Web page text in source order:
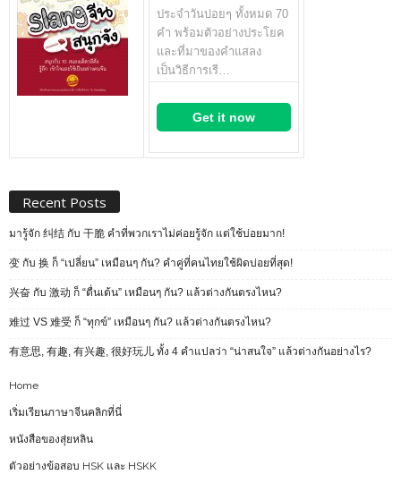
ประจำวันบ่อยๆ ทั้งหมด 70
คำ พร้อมตัวอย่างประโยค
และที่มาของคำแสลง
เป็นวิธีการเรี…
Get it now
Recent Posts
มารู้จัก 纠结 กับ 干脆 คำที่พวกเราไม่ค่อยรู้จัก แต่ใช้บ่อยมาก!
变 กับ 换 ก็ “เปลี่ยน” เหมือนๆ กัน? คำคู่ที่คนไทยใช้ผิดบ่อยที่สุด!
兴奋 กับ 激动 ก็ “ตื่นเต้น” เหมือนๆ กัน? แล้วต่างกันตรงไหน?
难过 VS 难受 ก็ “ทุกข์” เหมือนๆ กัน? แล้วต่างกันตรงไหน?
有意思, 有趣, 有兴趣, 很好玩儿 ทั้ง 4 คำแปลว่า “น่าสนใจ” แล้วต่างกันอย่างไร?
Home
เริ่มเรียนภาษาจีนคลิกที่นี่
หนังสือของสุ่ยหลิน
ตัวอย่างข้อสอบ HSK และ HSKK